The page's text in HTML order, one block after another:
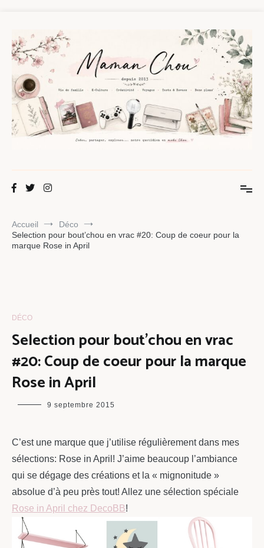
contenu
Maman Chou
Accueil
Déco
Selection pour bout’chou en vrac #20: Coup de coeur pour la
marque Rose in April
DÉCO
Selection pour bout’chou en vrac
#20: Coup de coeur pour la marque
Rose in April
maman
9 septembre 2015
C’est une marque que j’utilise régulièrement dans mes
sélections: Rose in April! J’aime beaucoup l’ambiance
qui se dégage des créations et la « mignonitude »
absolue d’à peu près tout! Allez une sélection spéciale
Rose in April chez DecoBB!